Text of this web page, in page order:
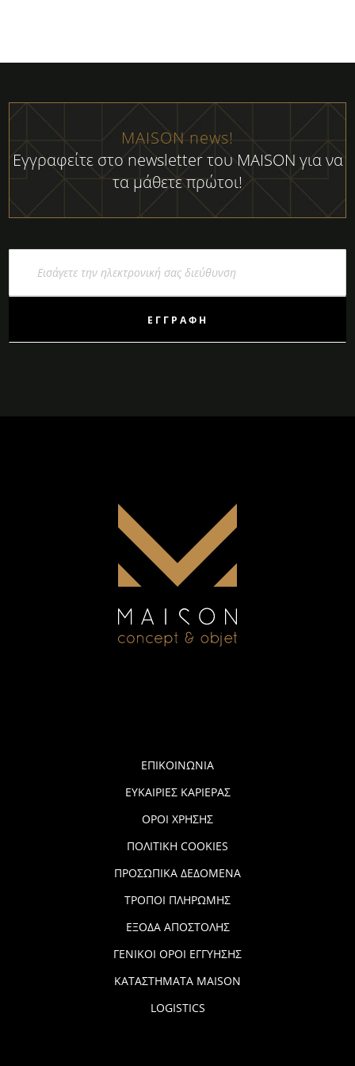
MAISON news!
Εγγραφείτε στο newsletter του MAISON για να
τα μάθετε πρώτοι!
ΕΓΓΡΑΦΉ
ΕΠΙΚΟΙΝΩΝΙΑ
ΕΥΚΑΙΡΙΕΣ ΚΑΡΙΕΡΑΣ
ΟΡΟΙ ΧΡΗΣΗΣ
ΠΟΛΙΤΙΚΗ COOKIES
ΠΡΟΣΩΠΙΚΑ ΔΕΔΟΜΕΝΑ
ΤΡΟΠΟΙ ΠΛΗΡΩΜΗΣ
ΕΞΟΔΑ ΑΠΟΣΤΟΛΗΣ
ΓΕΝΙΚΟΙ ΟΡΟΙ ΕΓΓΥΗΣΗΣ
ΚΑΤΑΣΤΗΜΑΤΑ MAISON
LOGISTICS